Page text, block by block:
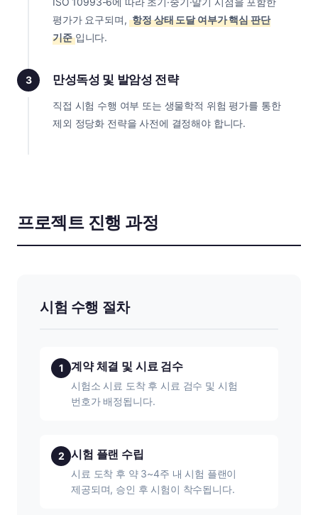
평가가 요구되며, 항정 상태 도달 여부가 핵심 판단
기준 입니다.
3 만성독성 및 발암성 전략
직접 시험 수행 여부 또는 생물학적 위험 평가를 통한
제외 정당화 전략을 사전에 결정해야 합니다.
프로젝트 진행 과정
시험 수행 절차
1 계약 체결 및 시료 검수
시험소 시료 도착 후 시료 검수 및 시험
번호가 배정됩니다.
2 시험 플랜 수립
시료 도착 후 약 3~4주 내 시험 플랜이
제공되며, 승인 후 시험이 착수됩니다.